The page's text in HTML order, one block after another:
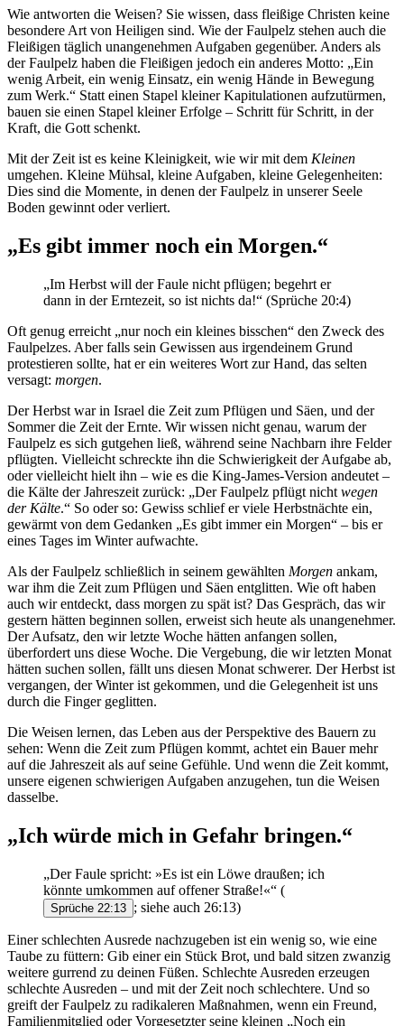
Wie antworten die Weisen? Sie wissen, dass fleißige Christen keine
besondere Art von Heiligen sind. Wie der Faulpelz stehen auch die
Fleißigen täglich unangenehmen Aufgaben gegenüber. Anders als
der Faulpelz haben die Fleißigen jedoch ein anderes Motto: „Ein
wenig Arbeit, ein wenig Einsatz, ein wenig Hände in Bewegung
zum Werk.“ Statt einen Stapel kleiner Kapitulationen aufzutürmen,
bauen sie einen Stapel kleiner Erfolge – Schritt für Schritt, in der
Kraft, die Gott schenkt.
Mit der Zeit ist es keine Kleinigkeit, wie wir mit dem Kleinen
umgehen. Kleine Mühsal, kleine Aufgaben, kleine Gelegenheiten:
Dies sind die Momente, in denen der Faulpelz in unserer Seele
Boden gewinnt oder verliert.
„Es gibt immer noch ein Morgen.“
„Im Herbst will der Faule nicht pflügen; begehrt er
dann in der Erntezeit, so ist nichts da!“ (‭‭Sprüche‬ ‭20‬:‭4‬)
Oft genug erreicht „nur noch ein kleines bisschen“ den Zweck des
Faulpelzes. Aber falls sein Gewissen aus irgendeinem Grund
protestieren sollte, hat er ein weiteres Wort zur Hand, das selten
versagt: morgen.
Der Herbst war in Israel die Zeit zum Pflügen und Säen, und der
Sommer die Zeit der Ernte. Wir wissen nicht genau, warum der
Faulpelz es sich gutgehen ließ, während seine Nachbarn ihre Felder
pflügten. Vielleicht schreckte ihn die Schwierigkeit der Aufgabe ab,
oder vielleicht hielt ihn – wie es die King-James-Version andeutet –
die Kälte der Jahreszeit zurück: „Der Faulpelz pflügt nicht wegen
der Kälte.“ So oder so: Gewiss schlief er viele Herbstnächte ein,
gewärmt von dem Gedanken „Es gibt immer ein Morgen“ – bis er
eines Tages im Winter aufwachte.
Als der Faulpelz schließlich in seinem gewählten Morgen ankam,
war ihm die Zeit zum Pflügen und Säen entglitten. Wie oft haben
auch wir entdeckt, dass morgen zu spät ist? Das Gespräch, das wir
gestern hätten beginnen sollen, erweist sich heute als unangenehmer.
Der Aufsatz, den wir letzte Woche hätten anfangen sollen,
überfordert uns diese Woche. Die Vergebung, die wir letzten Monat
hätten suchen sollen, fällt uns diesen Monat schwerer. Der Herbst ist
vergangen, der Winter ist gekommen, und die Gelegenheit ist uns
durch die Finger geglitten.
Die Weisen lernen, das Leben aus der Perspektive des Bauern zu
sehen: Wenn die Zeit zum Pflügen kommt, achtet ein Bauer mehr
auf die Jahreszeit als auf seine Gefühle. Und wenn die Zeit kommt,
unsere eigenen schwierigen Aufgaben anzugehen, tun die Weisen
dasselbe.
„Ich würde mich in Gefahr bringen.“
„Der Faule spricht: »Es ist ein Löwe draußen; ich
könnte umkommen auf offener Straße!«“ (
Sprüche 22:13 ; siehe auch 26:13)
Einer schlechten Ausrede nachzugeben ist ein wenig so, wie eine
Taube zu füttern: Gib einer ein Stück Brot, und bald sitzen zwanzig
weitere gurrend zu deinen Füßen. Schlechte Ausreden erzeugen
schlechte Ausreden – und mit der Zeit noch schlechtere. Und so
greift der Faulpelz zu radikaleren Maßnahmen, wenn ein Freund,
Familienmitglied oder Vorgesetzter seine kleinen „Noch ein